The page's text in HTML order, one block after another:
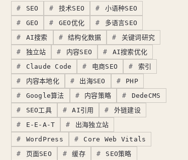
SEO 技术SEO
小语种SEO
GEO
GEO优化
多语言SEO
AI搜索
结构化数据
关键词研究
独立站
内容SEO
AI搜索优化
Claude Code
电商SEO
索引
内容本地化
出海SEO
PHP
Google算法
内容策略
DedeCMS
SEO工具
AI引用
外链建设
E-E-A-T
出海独立站
WordPress
Core Web Vitals
页面SEO
缓存
SEO策略